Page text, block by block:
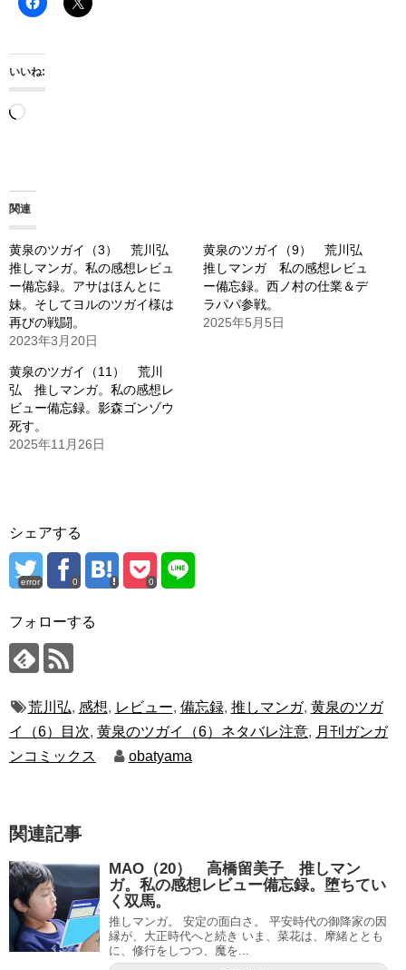
いいね:
読
み
中…
関連
黄泉のツガイ（3） 荒川弘
推しマンガ。私の感想レビュ
ー備忘録。アサはほんとに
妹。そしてヨルのツガイ様は
再びの戦闘。
2023年3月20日
黄泉のツガイ（9） 荒川弘
推しマンガ 私の感想レビュ
ー備忘録。西ノ村の仕業＆デ
ラパパ参戦。
2025年5月5日
黄泉のツガイ（11） 荒川
弘 推しマンガ。私の感想レ
ビュー備忘録。影森ゴンゾウ
死す。
2025年11月26日
シェアする
error 0 0
フォローする
荒川弘, 感想, レビュー, 備忘録, 推しマンガ, 黄泉のツガ
イ（6）目次, 黄泉のツガイ（6）ネタバレ注意, 月刊ガンガ
ンコミックス
obatyama
関連記事
MAO（20） 高橋留美子 推しマン
ガ。私の感想レビュー備忘録。堕ちてい
く双馬。
推しマンガ。 安定の面白さ。 平安時代の御降家の因
縁が、大正時代へと続き いま、菜花は、摩緒ととも
に、修行をしつつ、魔を...